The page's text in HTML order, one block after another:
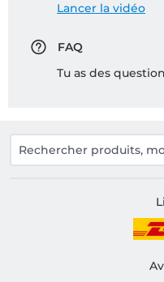
Lancer la vidéo
FAQ
Tu as des